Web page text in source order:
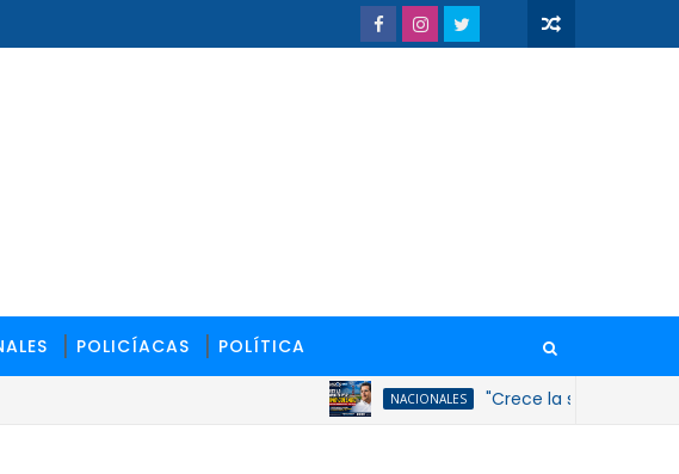
POLICÍACAS POLÍTICA
NACIONALES "Crece la simpatía por David